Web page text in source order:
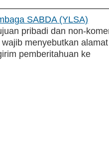
SABDA (YLSA)
pribadi dan non-
menyebutkan
pemberitahuan ke